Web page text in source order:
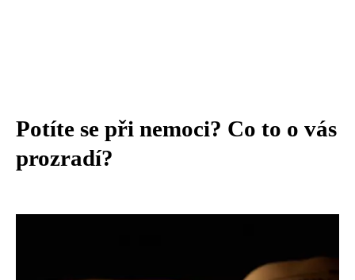
Potíte se při nemoci? Co to o vás
prozradí?